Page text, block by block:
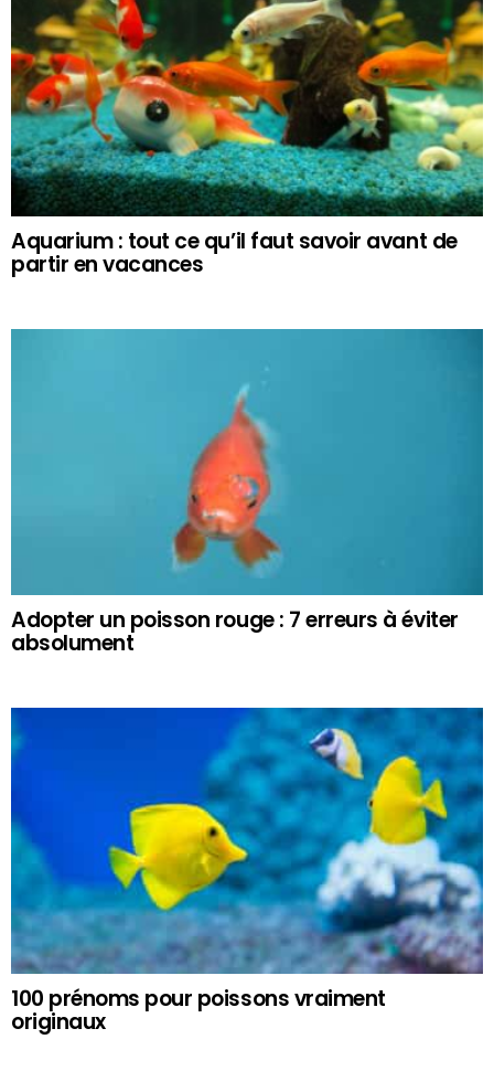
Aquarium : tout ce qu’il faut savoir avant de
partir en vacances
Adopter un poisson rouge : 7 erreurs à éviter
absolument
100 prénoms pour poissons vraiment
originaux